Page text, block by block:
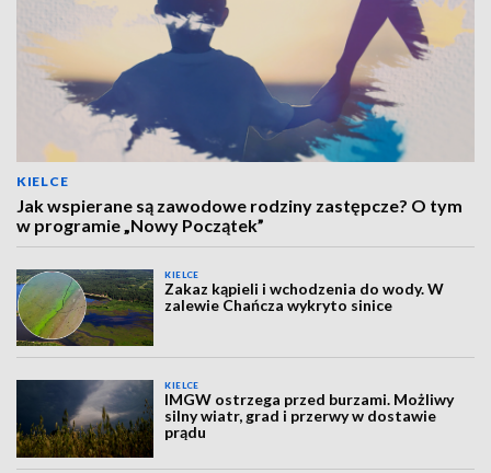
KIELCE
Jak wspierane są zawodowe rodziny zastępcze? O tym
w programie „Nowy Początek”
KIELCE
Zakaz kąpieli i wchodzenia do wody. W
zalewie Chańcza wykryto sinice
KIELCE
IMGW ostrzega przed burzami. Możliwy
silny wiatr, grad i przerwy w dostawie
prądu